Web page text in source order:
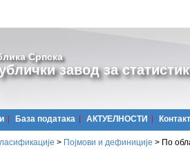
Српска
завод за
Базa података АКТУЕЛНОСТИ Контакт
> Појмови и дефиниције > По